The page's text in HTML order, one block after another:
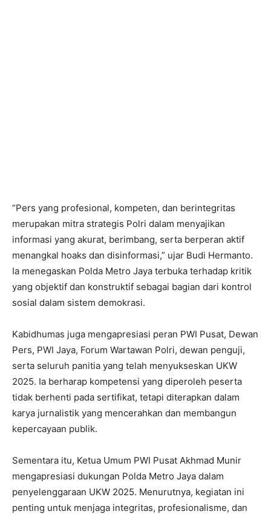
“Pers yang profesional, kompeten, dan berintegritas
merupakan mitra strategis Polri dalam menyajikan
informasi yang akurat, berimbang, serta berperan aktif
menangkal hoaks dan disinformasi,” ujar Budi Hermanto.
Ia menegaskan Polda Metro Jaya terbuka terhadap kritik
yang objektif dan konstruktif sebagai bagian dari kontrol
sosial dalam sistem demokrasi.
Kabidhumas juga mengapresiasi peran PWI Pusat, Dewan
Pers, PWI Jaya, Forum Wartawan Polri, dewan penguji,
serta seluruh panitia yang telah menyukseskan UKW
2025. Ia berharap kompetensi yang diperoleh peserta
tidak berhenti pada sertifikat, tetapi diterapkan dalam
karya jurnalistik yang mencerahkan dan membangun
kepercayaan publik.
Sementara itu, Ketua Umum PWI Pusat Akhmad Munir
mengapresiasi dukungan Polda Metro Jaya dalam
penyelenggaraan UKW 2025. Menurutnya, kegiatan ini
penting untuk menjaga integritas, profesionalisme, dan